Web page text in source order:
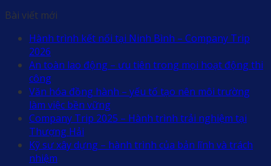
Bài viết mới
Hành trình kết nối tại Ninh Bình – Company Trip
2026
An toàn lao động – ưu tiên trong mọi hoạt động thi
công
Văn hóa đồng hành – yếu tố tạo nên môi trường
làm việc bền vững
Company Trip 2025 – Hành trình trải nghiệm tại
Thượng Hải
Kỹ sư xây dựng – hành trình của bản lĩnh và trách
nhiệm